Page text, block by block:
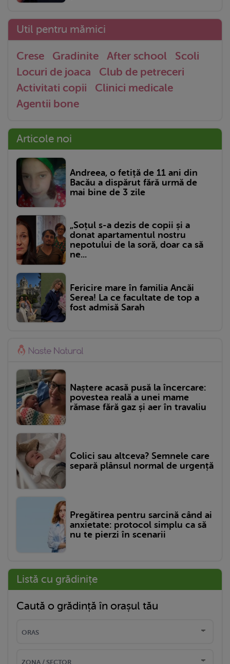
Util pentru mămici
Crese Gradinite After school
Scoli
Locuri de joaca
Club de petreceri
Activitati copii
Clinici medicale
Agentii bone
Articole noi
Andreea, o fetiță de 11 ani din
Bacău a dispărut fără urmă de
mai bine de 3 zile
„Soțul s-a dezis de copii și a
donat apartamentul nostru
nepotului de la soră, doar ca să
ne...
Fericire mare în familia Ancăi
Serea! La ce facultate de top a
fost admisă Sarah
Naștere acasă pusă la încercare:
povestea reală a unei mame
rămase fără gaz și aer în travaliu
Colici sau altceva? Semnele care
separă plânsul normal de urgență
Pregătirea pentru sarcină când ai
anxietate: protocol simplu ca să
nu te pierzi în scenarii
Listă cu grădinițe
Caută o grădință în orașul tău